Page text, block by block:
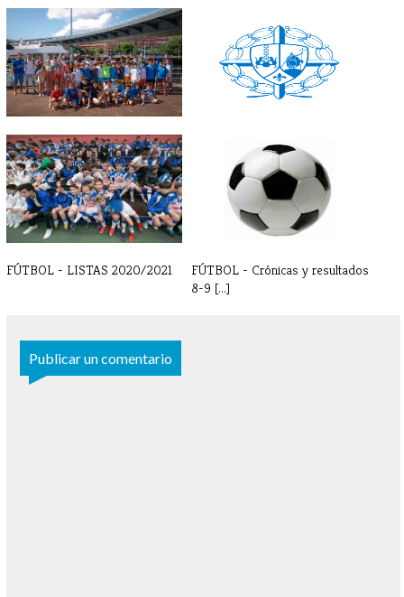
TORNEO BILBAO INDAUTXU
2022
LISTAS FÚTBOL INICIO
ENTRENAMIENTOS[...]
FÚTBOL - LISTAS 2020/2021
FÚTBOL - Crónicas y resultados
8-9 [...]
Publicar un comentario